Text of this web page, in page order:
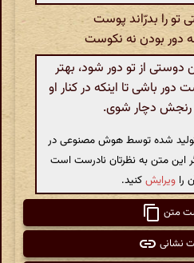
تو را بدرّاند پوست
دور بودن نه نکوست
از تو دور شود، بهتر
باشی تا اینکه در کنار او
و رنجش دچار شوی.
تولید شده توسط هوش مصنوعی در
این متن به نظرتان نادرست است
را ویرایشکنید.
متن
نشانی